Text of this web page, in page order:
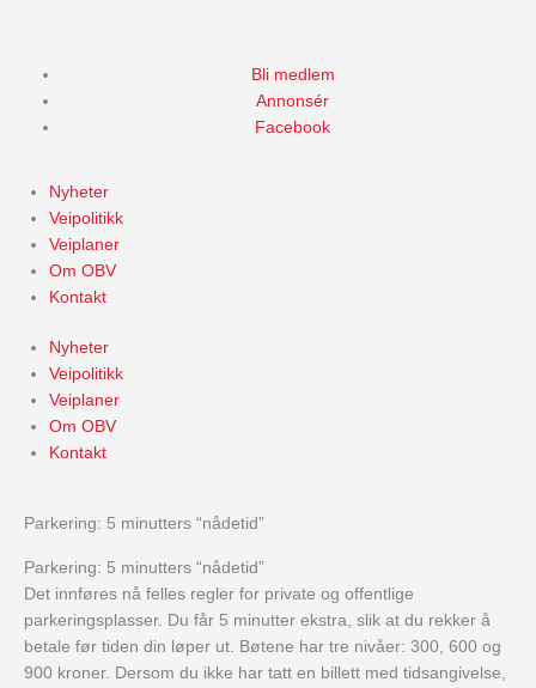
Bli medlem
Annonsér
Facebook
Nyheter
Veipolitikk
Veiplaner
Om OBV
Kontakt
Nyheter
Veipolitikk
Veiplaner
Om OBV
Kontakt
Parkering: 5 minutters “nådetid”
Parkering: 5 minutters “nådetid”
Det innføres nå felles regler for private og offentlige
parkeringsplasser. Du får 5 minutter ekstra, slik at du rekker å
betale før tiden din løper ut. Bøtene har tre nivåer: 300, 600 og
900 kroner. Dersom du ikke har tatt en billett med tidsangivelse,